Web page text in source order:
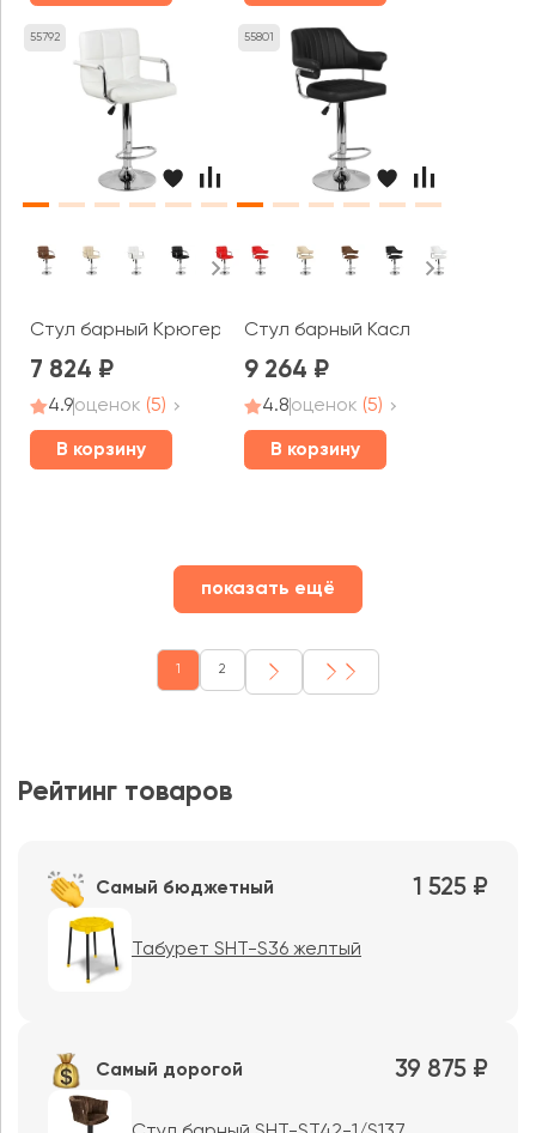
55792
Стул барный Крюгер Арм
7 824
4.9оценок (5)
В корзину
55801
Стул барный Касл
9 264
4.8оценок (5)
В корзину
показать ещё
1 2
Рейтинг товаров
Самый бюджетный 1 525 ₽
Табурет SHT-S36 желтый
Самый дорогой 39 875 ₽